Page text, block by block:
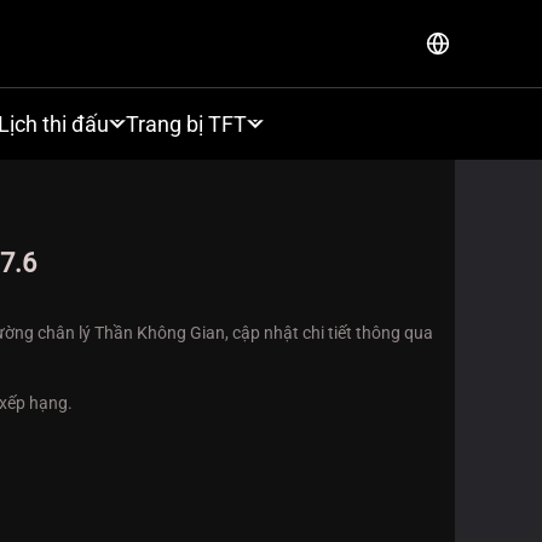
thi đấu Trang bị TFT
chân lý Thần Không Gian, cập nhật chi tiết thông qua
hạng.